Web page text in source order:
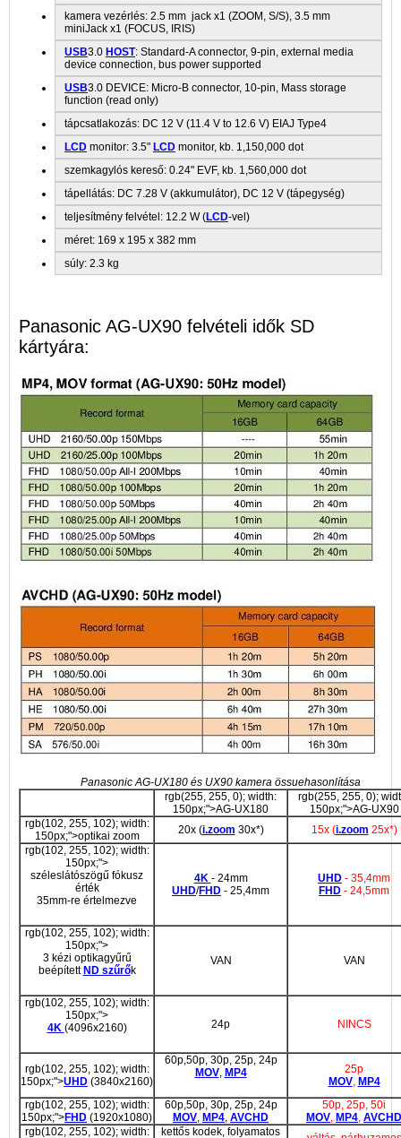
kamera vezérlés: 2.5 mm jack x1 (ZOOM, S/S), 3.5 mm
miniJack x1 (FOCUS, IRIS)
USB3.0 HOST: Standard-A connector, 9-pin, external media
device connection, bus power supported
USB3.0 DEVICE: Micro-B connector, 10-pin, Mass storage
function (read only)
tápcsatlakozás: DC 12 V (11.4 V to 12.6 V) EIAJ Type4
LCD monitor: 3.5" LCD monitor, kb. 1,150,000 dot
szemkagylós kereső: 0.24" EVF, kb. 1,560,000 dot
tápellátás: DC 7.28 V (akkumulátor), DC 12 V (tápegység)
teljesítmény felvétel: 12.2 W (LCD-vel)
méret: 169 x 195 x 382 mm
súly: 2.3 kg
Panasonic AG-UX90 felvételi idők SD
kártyára:
Panasonic AG-UX180 és UX90 kamera össuehasonlítása
rgb(255, 255, 0); width:
150px;">AG-UX180
rgb(255, 255, 0);
150px;">AG-UX90
rgb(102, 255, 102); width:
150px;">optikai zoom
20x (i.zoom 30x*) 15x (i.zoom 25x*)
rgb(102, 255, 102); width:
150px;">
széleslátószögű fókusz
érték
35mm-re értelmezve
4K - 24mm
UHD/FHD - 25,4mm
UHD - 35,4mm
FHD - 24,5mm
rgb(102, 255, 102); width:
150px;">
3 kézi optikagyűrű
beépítettND szűrők
VAN VAN
rgb(102, 255, 102); width:
150px;">
4K (4096x2160) 24p NINCS
rgb(102, 255, 102); width:
150px;">UHD (3840x2160)
60p,50p, 30p, 25p, 24p
MOV, MP4
25p
MOV, MP4
rgb(102, 255, 102); width:
150px;">FHD (1920x1080)
60p,50p, 30p, 25p, 24p
MOV MP4 AVCHD
50p, 25p, 50i
MOV MP4 AVCHD
rgb(102, 255, 102); width:
kettős kodek, folyamatos